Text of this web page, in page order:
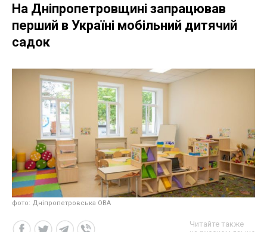
На Дніпропетровщині запрацював
перший в Україні мобільний дитячий
садок
фото: Дніпропетровська ОВА
Читайте также